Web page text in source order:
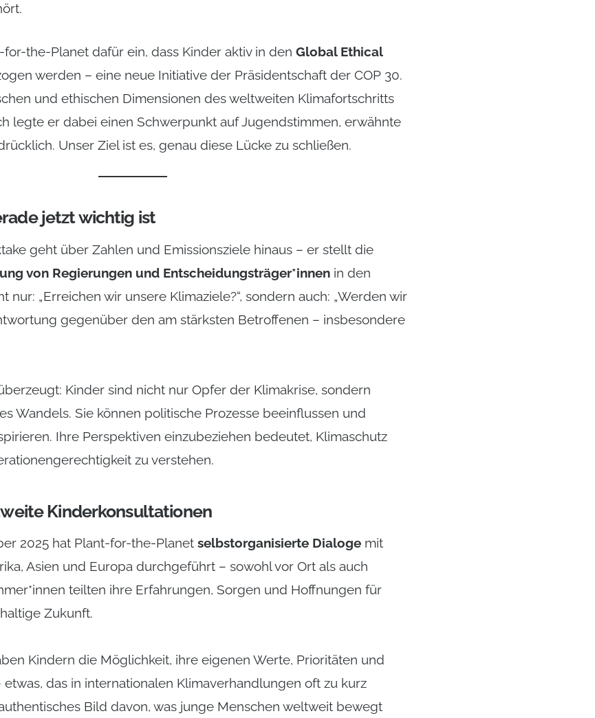
the-Planet dafür ein, dass Kinder aktiv in den Global Ethical
werden – eine neue Initiative der Präsidentschaft der COP 30.
und ethischen Dimensionen des weltweiten Klimafortschritts
legte er dabei einen Schwerpunkt auf Jugendstimmen, erwähnte
Unser Ziel ist es, genau diese Lücke zu schließen.
jetzt wichtig ist
geht über Zahlen und Emissionsziele hinaus – er stellt die
von Regierungen und Entscheidungsträger*innen in den
nur: „Erreichen wir unsere Klimaziele?“, sondern auch: „Werden wir
gegenüber den am stärksten Betroffenen – insbesondere
Kinder sind nicht nur Opfer der Klimakrise, sondern
Wandels. Sie können politische Prozesse beeinflussen und
Ihre Perspektiven einzubeziehen bedeutet, Klimaschutz
zu verstehen.
Kinderkonsultationen
2025 hat Plant-for-the-Planet selbstorganisierte Dialoge mit
Asien und Europa durchgeführt – sowohl vor Ort als auch
teilten ihre Erfahrungen, Sorgen und Hoffnungen für
Zukunft.
Kindern die Möglichkeit, ihre eigenen Werte, Prioritäten und
das in internationalen Klimaverhandlungen oft zu kurz
Bild davon, was junge Menschen weltweit bewegt